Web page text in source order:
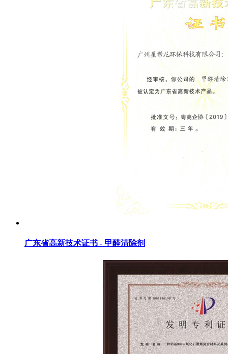
广东省高新技术证书 - 甲醛清除剂